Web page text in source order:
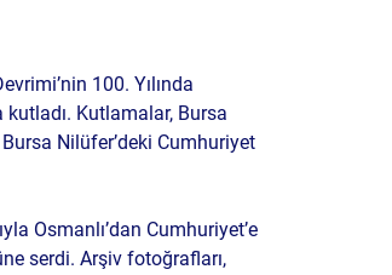
100. Yılında
Kutlamalar, Bursa
Nilüfer’deki Cumhuriyet
Osmanlı’dan Cumhuriyet’e
serdi. Arşiv fotoğrafları,